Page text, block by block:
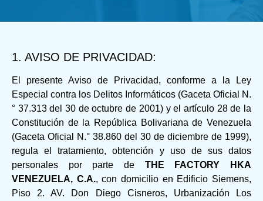
1. AVISO DE PRIVACIDAD:
El presente Aviso de Privacidad, conforme a la Ley
Especial contra los Delitos Informáticos (Gaceta Oficial N.
° 37.313 del 30 de octubre de 2001) y el artículo 28 de la
Constitución de la República Bolivariana de Venezuela
(Gaceta Oficial N.° 38.860 del 30 de diciembre de 1999),
regula el tratamiento, obtención y uso de sus datos
personales por parte de THE FACTORY HKA
VENEZUELA, C.A., con domicilio en Edificio Siemens,
Piso 2. AV. Don Diego Cisneros, Urbanización Los